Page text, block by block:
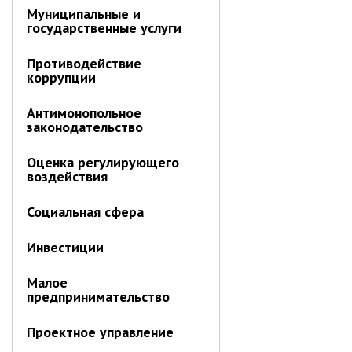
октябрь 2025 г.
август 2025 г.
июнь 2025 г.
апрель 2025 г.
март 2025 г.
февраль 2025 г.
Глава МО г. Партизанск
Муниципальные и
государственные услуги
Противодействие
коррупции
Антимонопольное
законодательство
Оценка регулирующего
воздействия
Социальная сфера
Инвестиции
Малое
предпринимательство
Проектное управление